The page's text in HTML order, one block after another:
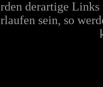
derartige
sein, so